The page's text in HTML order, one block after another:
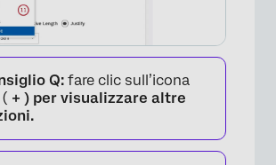
Q: fare clic sull’icona
+ ) per visualizzare altre